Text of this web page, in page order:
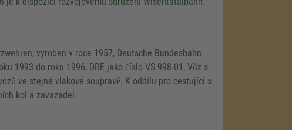
vyroben v roce 1957, Deutsche Bundesbahn
1993 do roku 1996, DRE jako číslo VS 998 01, Vůz s
ve stejné vlakové soupravě. K oddílu pro cestující s
kol a zavazadel.
Consent